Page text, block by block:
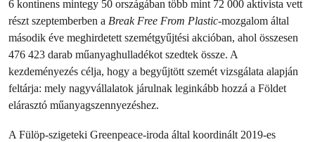
6 kontinens mintegy 50 országában több mint 72 000 aktivista vett
részt szeptemberben a Break Free From Plastic-mozgalom által
második éve meghirdetett szemétgyűjtési akcióban, ahol összesen
476 423 darab műanyaghulladékot szedtek össze. A
kezdeményezés célja, hogy a begyűjtött szemét vizsgálata alapján
feltárja: mely nagyvállalatok járulnak leginkább hozzá a Földet
elárasztó műanyagszennyezéshez.
A Fülöp-szigeteki Greenpeace-iroda által koordinált 2019-es